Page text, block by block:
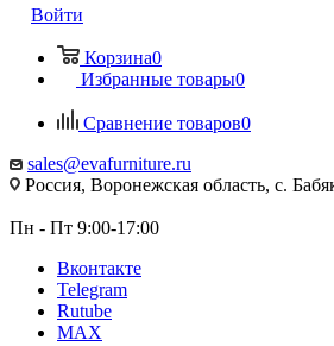
Войти
Корзина0
Избранные товары0
Сравнение товаров0
sales@evafurniture.ru
Россия, Воронежская область, с.
Пн - Пт 9:00-17:00
Вконтакте
Telegram
Rutube
MAX